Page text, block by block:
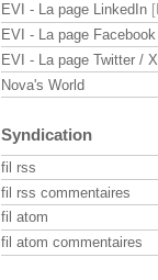
EVI - La page LinkedIn
EVI - La page Facebook
EVI - La page Twitter / X
Nova's World
Syndication
fil rss
fil rss commentaires
fil atom
fil atom commentaires